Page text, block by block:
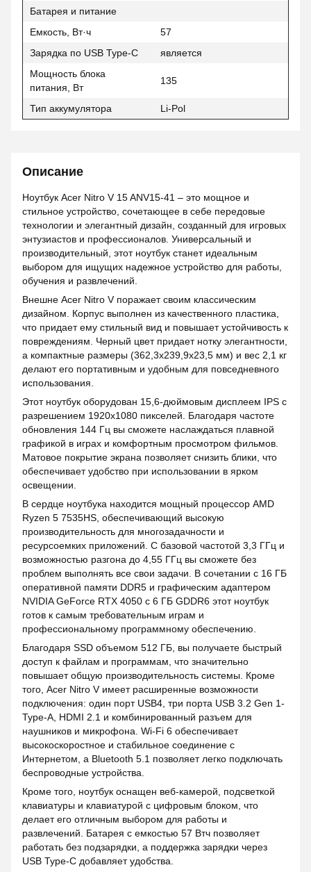
Батарея и питание
Емкость, Вт·ч
57
Зарядка по USB Type-C
является
Мощность блока
питания, Вт
135
Тип аккумулятора Li-Pol
Описание
Ноутбук Acer Nitro V 15 ANV15-41 – это мощное и
стильное устройство, сочетающее в себе передовые
технологии и элегантный дизайн, созданный для игровых
энтузиастов и профессионалов. Универсальный и
производительный, этот ноутбук станет идеальным
выбором для ищущих надежное устройство для работы,
обучения и развлечений.
Внешне Acer Nitro V поражает своим классическим
дизайном. Корпус выполнен из качественного пластика,
что придает ему стильный вид и повышает устойчивость к
повреждениям. Черный цвет придает нотку элегантности,
а компактные размеры (362,3x239,9x23,5 мм) и вес 2,1 кг
делают его портативным и удобным для повседневного
использования.
Этот ноутбук оборудован 15,6-дюймовым дисплеем IPS с
разрешением 1920x1080 пикселей. Благодаря частоте
обновления 144 Гц вы сможете наслаждаться плавной
графикой в ​​играх и комфортным просмотром фильмов.
Матовое покрытие экрана позволяет снизить блики, что
обеспечивает удобство при использовании в ярком
освещении.
В сердце ноутбука находится мощный процессор AMD
Ryzen 5 7535HS, обеспечивающий высокую
производительность для многозадачности и
ресурсоемких приложений. С базовой частотой 3,3 ГГц и
возможностью разгона до 4,55 ГГц вы сможете без
проблем выполнять все свои задачи. В сочетании с 16 ГБ
оперативной памяти DDR5 и графическим адаптером
NVIDIA GeForce RTX 4050 с 6 ГБ GDDR6 этот ноутбук
готов к самым требовательным играм и
профессиональному программному обеспечению.
Благодаря SSD объемом 512 ГБ, вы получаете быстрый
доступ к файлам и программам, что значительно
повышает общую производительность системы. Кроме
того, Acer Nitro V имеет расширенные возможности
подключения: один порт USB4, три порта USB 3.2 Gen 1-
Type-A, HDMI 2.1 и комбинированный разъем для
наушников и микрофона. Wi-Fi 6 обеспечивает
высокоскоростное и стабильное соединение с
Интернетом, а Bluetooth 5.1 позволяет легко подключать
беспроводные устройства.
Кроме того, ноутбук оснащен веб-камерой, подсветкой
клавиатуры и клавиатурой с цифровым блоком, что
делает его отличным выбором для работы и
развлечений. Батарея с емкостью 57 Втч позволяет
работать без подзарядки, а поддержка зарядки через
USB Type-C добавляет удобства.